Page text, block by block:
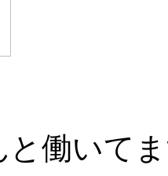
働いて